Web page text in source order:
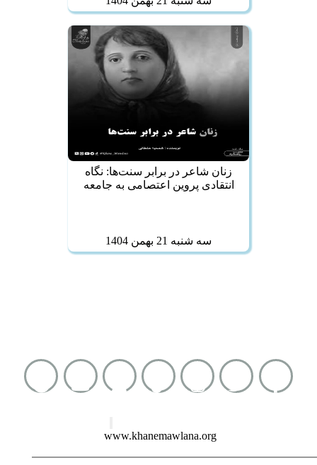
زنان شاعر در برابر سنت‌ها: نگاه
انتقادی پروین اعتصامی به جامعه
سه شنبه 21 بهمن 1404
www.khanemawlana.org